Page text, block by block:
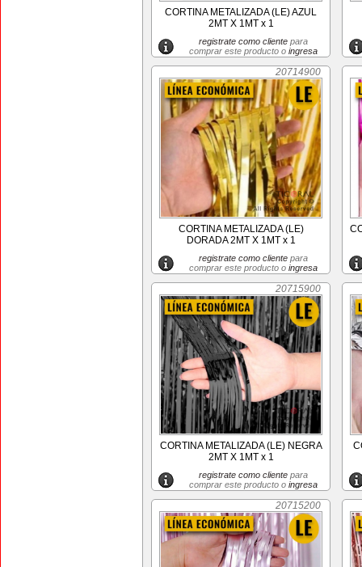
CORTINA METALIZADA (LE) AZUL
2MT X 1MT x 1
registrate como clientepara
comprar este producto o ingresa
20714900
CORTINA METALIZADA (LE)
DORADA 2MT X 1MT x 1
registrate como clientepara
comprar este producto o ingresa
20715900
CORTINA METALIZADA (LE) NEGRA
2MT X 1MT x 1
registrate como clientepara
comprar este producto o ingresa
20715200